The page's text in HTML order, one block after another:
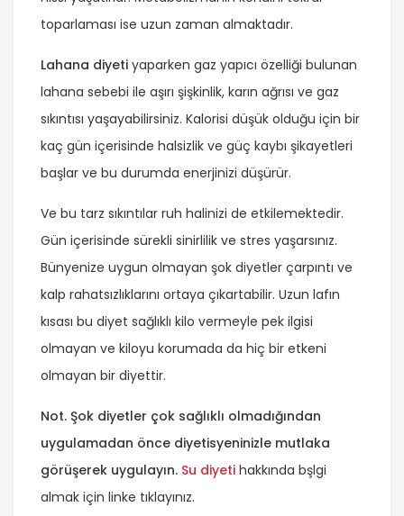
toparlaması ise uzun zaman almaktadır.
Lahana diyeti yaparken gaz yapıcı özelliği bulunan
lahana sebebi ile aşırı şişkinlik, karın ağrısı ve gaz
sıkıntısı yaşayabilirsiniz. Kalorisi düşük olduğu için bir
kaç gün içerisinde halsizlik ve güç kaybı şikayetleri
başlar ve bu durumda enerjinizi düşürür.
Ve bu tarz sıkıntılar ruh halinizi de etkilemektedir.
Gün içerisinde sürekli sinirlilik ve stres yaşarsınız.
Bünyenize uygun olmayan şok diyetler çarpıntı ve
kalp rahatsızlıklarını ortaya çıkartabilir. Uzun lafın
kısası bu diyet sağlıklı kilo vermeyle pek ilgisi
olmayan ve kiloyu korumada da hiç bir etkeni
olmayan bir diyettir.
Not. Şok diyetler çok sağlıklı olmadığından
uygulamadan önce diyetisyeninizle mutlaka
görüşerek uygulayın. Su diyeti hakkında bşlgi
almak için linke tıklayınız.